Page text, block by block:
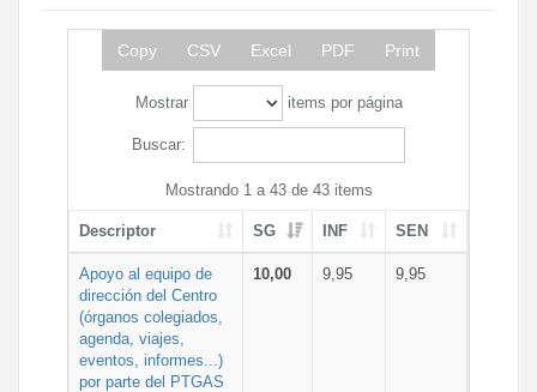
Copy CSV Excel PDF Print
Mostrar items por página
Buscar:
Mostrando 1 a 43 de 43 items
Descriptor SG INF SEN
Apoyo al equipo de
dirección del Centro
(órganos colegiados,
agenda, viajes,
eventos, informes...)
por parte del PTGAS
10,00 9,95 9,95